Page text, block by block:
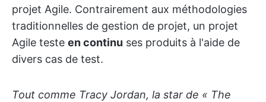
projet Agile. Contrairement aux méthodologies
traditionnelles de gestion de projet, un projet
Agile teste en continu ses produits à l'aide de
divers cas de test.
Tout comme Tracy Jordan, la star de « The